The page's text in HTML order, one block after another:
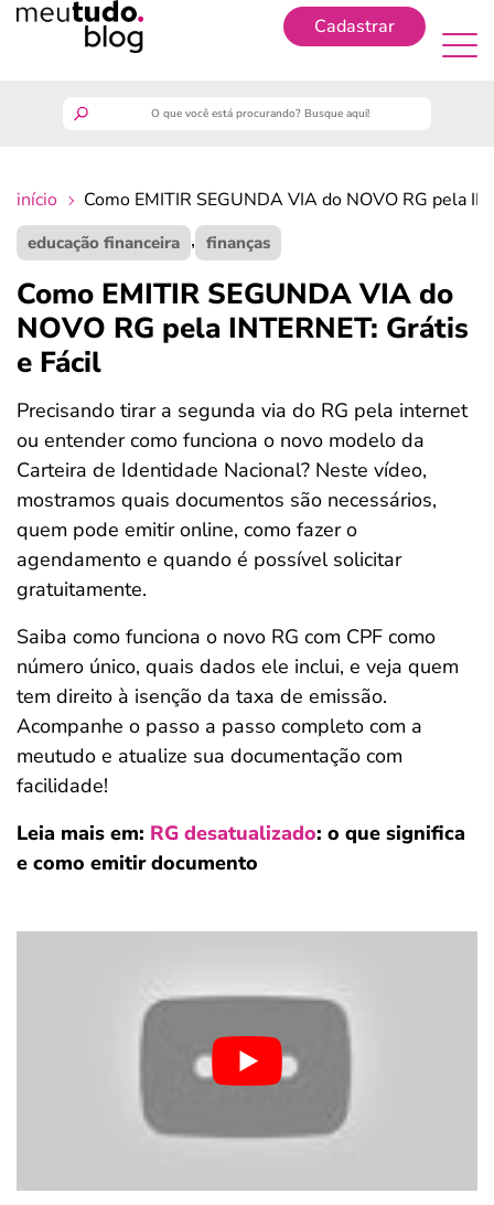
Cadastrar
guia do trabalhador
finanças
benefícios
crédito fácil
últimas notícias
ferramentas
início Como EMITIR SEGUNDA VIA do NOVO RG pela
educação financeira , finanças
Como EMITIR SEGUNDA VIA do
NOVO RG pela INTERNET: Grátis
e Fácil
Precisando tirar a segunda via do RG pela internet
ou entender como funciona o novo modelo da
Carteira de Identidade Nacional? Neste vídeo,
mostramos quais documentos são necessários,
quem pode emitir online, como fazer o
agendamento e quando é possível solicitar
gratuitamente.
Saiba como funciona o novo RG com CPF como
número único, quais dados ele inclui, e veja quem
tem direito à isenção da taxa de emissão.
Acompanhe o passo a passo completo com a
meutudo e atualize sua documentação com
facilidade!
Leia mais em: RG desatualizado: o que significa
e como emitir documento